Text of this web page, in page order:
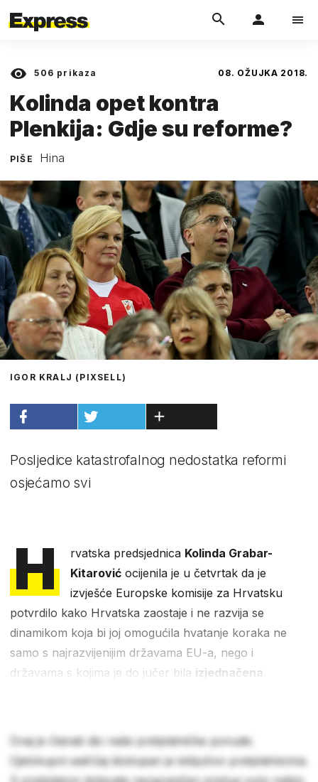
506 prikaza 08. OŽUJKA 2018.
Kolinda opet kontra
Plenkija: Gdje su reforme?
PIŠE Hina
IGOR KRALJ (PIXSELL)
Posljedice katastrofalnog nedostatka reformi
osjećamo svi
H rvatska predsjednica Kolinda Grabar-
Kitarović ocijenila je u četvrtak da je
izvješće Europske komisije za Hrvatsku
potvrdilo kako Hrvatska zaostaje i ne razvija se
dinamikom koja bi joj omogućila hvatanje koraka ne
samo s najrazvijenijim državama EU-a, nego i
državama s kojima je do jučer bila izjednačena
Ovaj je članak dio naše pretplatničke ponude.
Cjelokupni sadržaj dostupan je isključivo pretplatnicima.